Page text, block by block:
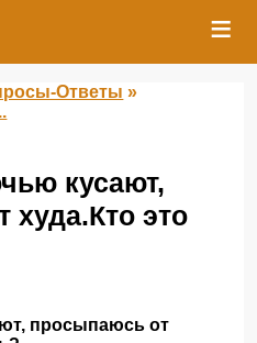
≡
Ответы »
кусают,
худа.Кто это
просыпаюсь от